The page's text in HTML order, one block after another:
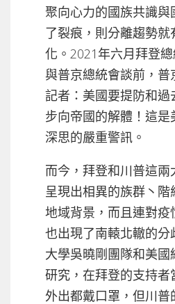
聚向心力的國族共識與
了裂痕，則分離趨勢就
化。2021年六月拜登
與普京總統會談前，普
記者：美國要提防和過
步向帝國的解體！這是
深思的嚴重警訊。
而今，拜登和川普這
呈現出相異的族群丶
地域背景，而且連對疫
也出現了南轅北轍的分
大學吳曉剛團隊和美國
研究，在拜登的支持者
外出都戴口罩，但川普